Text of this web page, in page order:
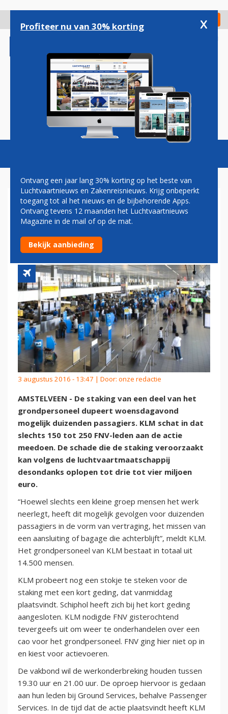
gaan
Check in
Magazine Podcasts Vacatures
KLM: STAKING KLEINE GROEP
DUPEERT DUIZENDEN
PASSAGIERS
3 augustus 2016 - 13:47 | Door: onze redactie
AMSTELVEEN - De staking van een deel van het
grondpersoneel dupeert woensdagavond
mogelijk duizenden passagiers. KLM schat in dat
slechts 150 tot 250 FNV-leden aan de actie
meedoen. De schade die de staking veroorzaakt
kan volgens de luchtvaartmaatschappij
desondanks oplopen tot drie tot vier miljoen
euro.
“Hoewel slechts een kleine groep mensen het werk
neerlegt, heeft dit mogelijk gevolgen voor duizenden
passagiers in de vorm van vertraging, het missen van
een aansluiting of bagage die achterblijft”, meldt KLM.
Het grondpersoneel van KLM bestaat in totaal uit
14.500 mensen.
KLM probeert nog een stokje te steken voor de
staking met een kort geding, dat vanmiddag
plaatsvindt. Schiphol heeft zich bij het kort geding
aangesloten. KLM nodigde FNV gisterochtend
tevergeefs uit om weer te onderhandelen over een
cao voor het grondpersoneel. FNV ging hier niet op in
en kiest voor actievoeren.
De vakbond wil de werkonderbreking houden tussen
19.30 uur en 21.00 uur. De oproep hiervoor is gedaan
aan hun leden bij Ground Services, behalve Passenger
Services. In de tijd dat de actie plaatsvindt heeft KLM
Profiteer nu van 30% korting x
Ontvang een jaar lang 30% korting op het beste van
Luchtvaartnieuws en Zakenreisnieuws. Krijg onbeperkt
toegang tot al het nieuws en de bijbehorende Apps.
Ontvang tevens 12 maanden het Luchtvaartnieuws
Magazine in de mail of op de mat.
Bekijk aanbieding